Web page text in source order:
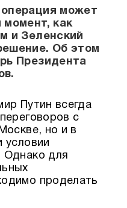
может
момент, как
и Зеленский
Об этом
Президента
Путин всегда
с
но и в
условии
Однако для
проделать